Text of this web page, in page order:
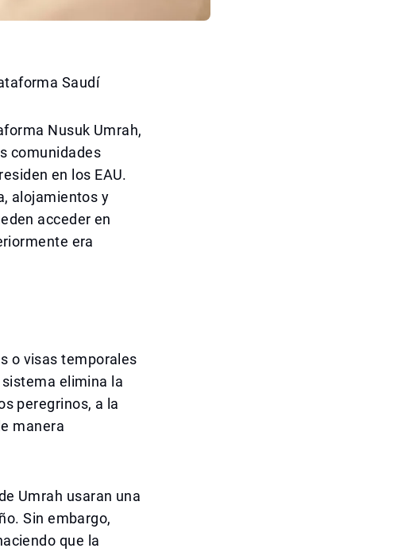
Saudí
Nusuk Umrah,
comunidades
en los EAU.
alojamientos y
acceder en
era
o visas temporales
elimina la
peregrinos, a la
manera
Umrah usaran una
Sin embargo,
que la